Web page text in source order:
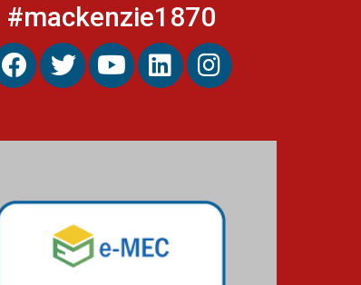
#mackenzie1870